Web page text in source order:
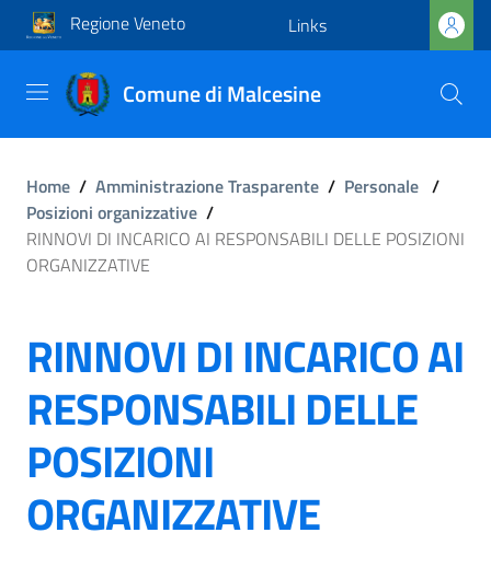
Regione Veneto Links
Comune di Malcesine
Home / Amministrazione Trasparente / Personale /
Posizioni organizzative /
RINNOVI DI INCARICO AI RESPONSABILI DELLE POSIZIONI
ORGANIZZATIVE
RINNOVI DI INCARICO AI
RESPONSABILI DELLE
POSIZIONI
ORGANIZZATIVE